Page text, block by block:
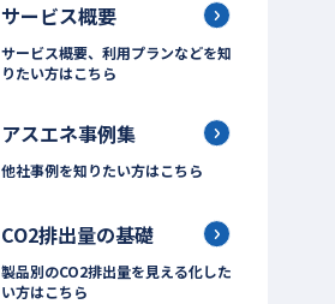
サービス概要
サービス概要、利用プランなどを知
りたい方はこちら
アスエネ事例集
他社事例を知りたい方はこちら
CO2排出量の基礎
製品別のCO2排出量を見える化した
い方はこちら